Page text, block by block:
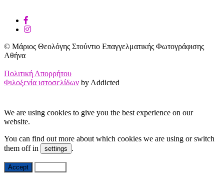
© Μάριος Θεολόγης Στούντιο Επαγγελματικής Φωτογράφισης
Αθήνα
Πολιτική Απορρήτου
Φιλοξενία ιστοσελίδων by Addicted
We are using cookies to give you the best experience on our
website.
You can find out more about which cookies we are using or switch
them off in
settings .
Accept